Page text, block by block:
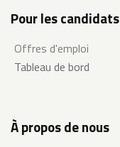
Pour les candidats
Offres d'emploi
Tableau de bord
À propos de nous